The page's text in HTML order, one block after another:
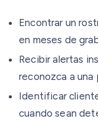
Encontrar un
en meses de
Recibir alertas
reconozca a
Identificar
cuando sean